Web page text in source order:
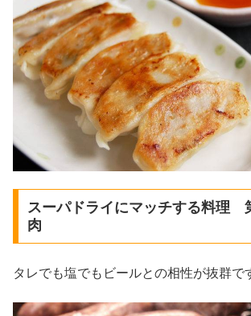
スーパドライにマッチする料理
肉
タレでも塩でもビールとの相性が抜群で